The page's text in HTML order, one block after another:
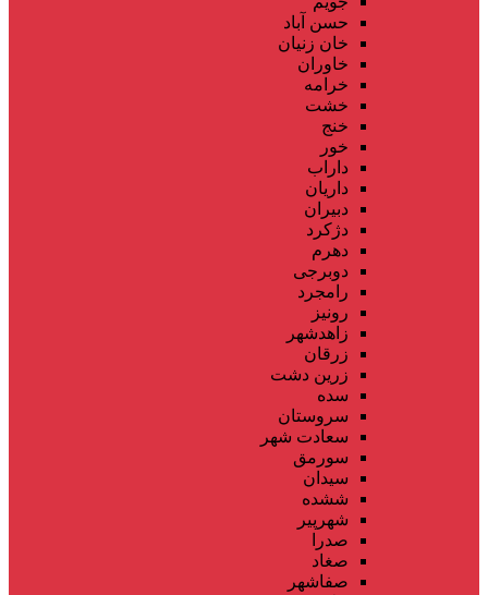
حسن آباد
خان زنیان
خاوران
خرامه
خشت
خنج
خور
داراب
داریان
دبیران
دژکرد
دهرم
دوبرجی
رامجرد
رونیز
زاهدشهر
زرقان
زرین دشت
سده
سروستان
سعادت شهر
سورمق
سیدان
ششده
شهرپیر
صدرا
صغاد
صفاشهر